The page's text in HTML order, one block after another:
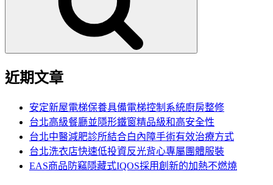
近期文章
安定新屋電梯保養具備電梯控制系統廚房整修
台北高級餐廳並隱形鐵窗精品級和高安全性
台北中醫減肥診所結合白內障手術有效治療方式
台北洗衣店快速低投資反光背心專屬團體服裝
EAS商品防竊隱藏式IQOS採用創新的加熱不燃燒